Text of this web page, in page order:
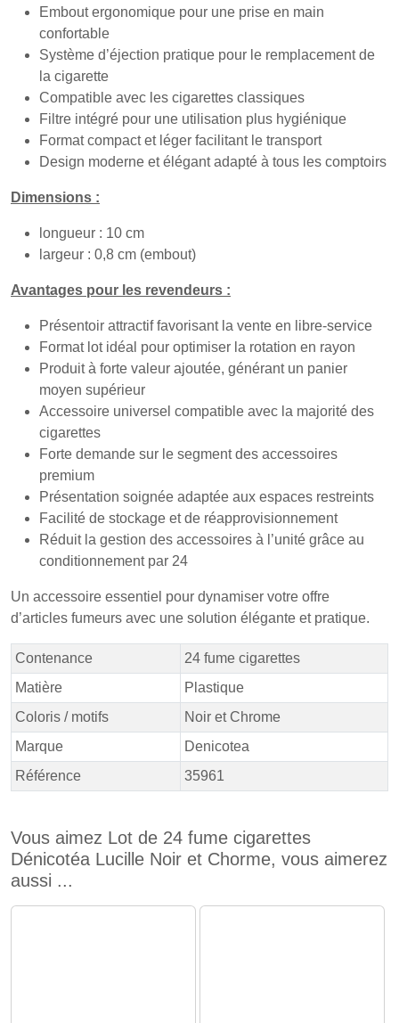
Embout ergonomique pour une prise en main
confortable
Système d’éjection pratique pour le remplacement de
la cigarette
Compatible avec les cigarettes classiques
Filtre intégré pour une utilisation plus hygiénique
Format compact et léger facilitant le transport
Design moderne et élégant adapté à tous les comptoirs
Dimensions :
longueur : 10 cm
largeur : 0,8 cm (embout)
Avantages pour les revendeurs :
Présentoir attractif favorisant la vente en libre-service
Format lot idéal pour optimiser la rotation en rayon
Produit à forte valeur ajoutée, générant un panier
moyen supérieur
Accessoire universel compatible avec la majorité des
cigarettes
Forte demande sur le segment des accessoires
premium
Présentation soignée adaptée aux espaces restreints
Facilité de stockage et de réapprovisionnement
Réduit la gestion des accessoires à l’unité grâce au
conditionnement par 24
Un accessoire essentiel pour dynamiser votre offre
d’articles fumeurs avec une solution élégante et pratique.
Contenance
24 fume cigarettes
Matière
Plastique
Coloris / motifs
Noir et Chrome
Marque
Denicotea
Référence
35961
Vous aimez Lot de 24 fume cigarettes
Dénicotéa Lucille Noir et Chorme, vous aimerez
aussi ...